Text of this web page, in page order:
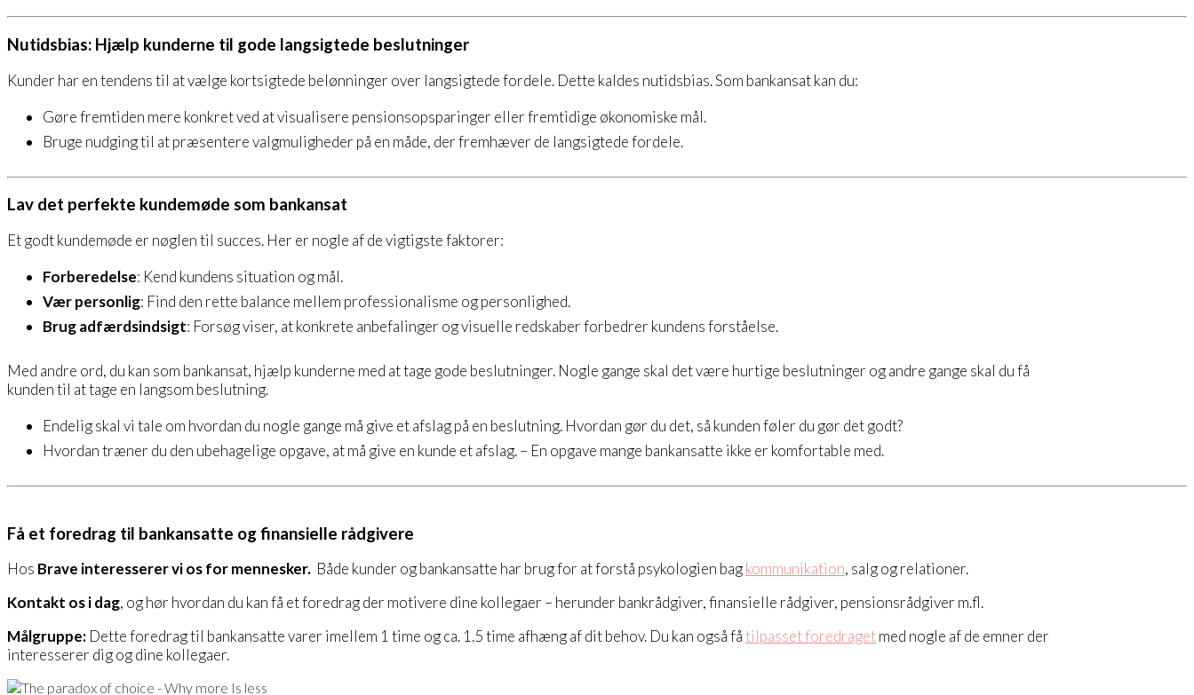
Nutidsbias: Hjælp kunderne til gode langsigtede beslutninger
Kunder har en tendens til at vælge kortsigtede belønninger over langsigtede fordele. Dette kaldes nutidsbias. Som bankansat kan du:
Gøre fremtiden mere konkret ved at visualisere pensionsopsparinger eller fremtidige økonomiske mål.
Bruge nudging til at præsentere valgmuligheder på en måde, der fremhæver de langsigtede fordele.
Lav det perfekte kundemøde som bankansat
Et godt kundemøde er nøglen til succes. Her er nogle af de vigtigste faktorer:
Forberedelse: Kend kundens situation og mål.
Vær personlig: Find den rette balance mellem professionalisme og personlighed.
Brug adfærdsindsigt: Forsøg viser, at konkrete anbefalinger og visuelle redskaber forbedrer kundens forståelse.
Med andre ord, du kan som bankansat, hjælp kunderne med at tage gode beslutninger. Nogle gange skal det være hurtige beslutninger og andre gange skal du få
kunden til at tage en langsom beslutning.
Endelig skal vi tale om hvordan du nogle gange må give et afslag på en beslutning. Hvordan gør du det, så kunden føler du gør det godt?
Hvordan træner du den ubehagelige opgave, at må give en kunde et afslag. – En opgave mange bankansatte ikke er komfortable med.
Få et foredrag til bankansatte og finansielle rådgivere
Hos Brave interesserer vi os for mennesker. Både kunder og bankansatte har brug for at forstå psykologien bagkommunikation, salg og relationer.
Kontakt os i dag, og hør hvordan du kan få et foredrag der motivere dine kollegaer – herunder bankrådgiver, finansielle rådgiver, pensionsrådgiver m.fl.
Målgruppe: Dette foredrag til bankansatte varer imellem 1 time og ca. 1.5 time afhæng af dit behov. Du kan også fåtilpasset foredragetmed nogle af de emner der
interesserer dig og dine kollegaer.